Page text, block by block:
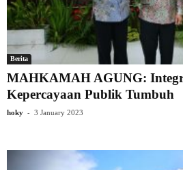
Berita
MAHKAMAH AGUNG:
Kepercayaan Publik Tumbuh
hoky - 3 January 2023